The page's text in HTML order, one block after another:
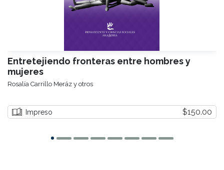
Entretejiendo fronteras entre hombres y
mujeres
Rosalía Carrillo Meráz y otros
Impreso $150.00